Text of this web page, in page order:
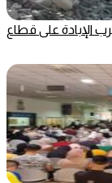
منذ بدء حرب الإبادة على قطاع